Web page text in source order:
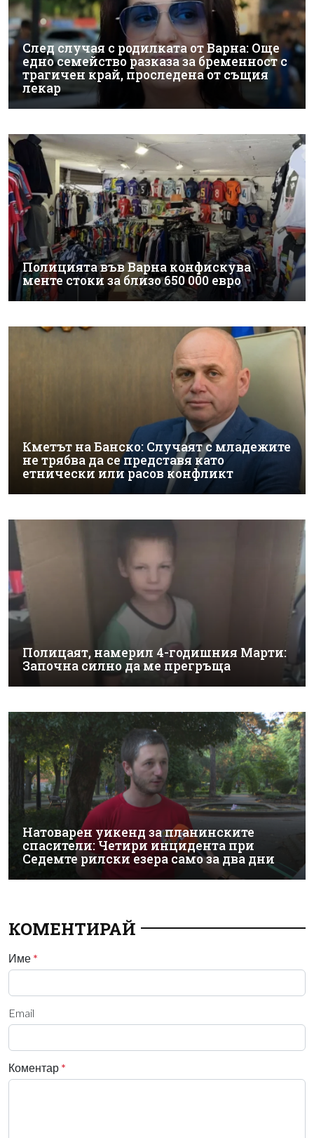
След случая с родилката от Варна: Още
едно семейство разказа за бременност с
трагичен край, проследена от същия
лекар
Полицията във Варна конфискува
менте стоки за близо 650 000 евро
Кметът на Банско: Случаят с младежите
не трябва да се представя като
етнически или расов конфликт
Полицаят, намерил 4-годишния Марти:
Започна силно да ме прегръща
Натоварен уикенд за планинските
спасители: Четири инцидента при
Седемте рилски езера само за два дни
КОМЕНТИРАЙ
Име *
Email
Коментар *